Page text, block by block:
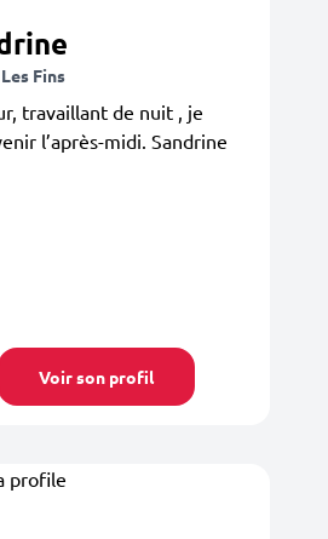
Fins
travaillant de nuit , je
l’après-midi. Sandrine
Voir son profil